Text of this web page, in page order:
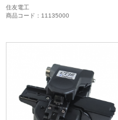
住友電工
商品コード：11135000